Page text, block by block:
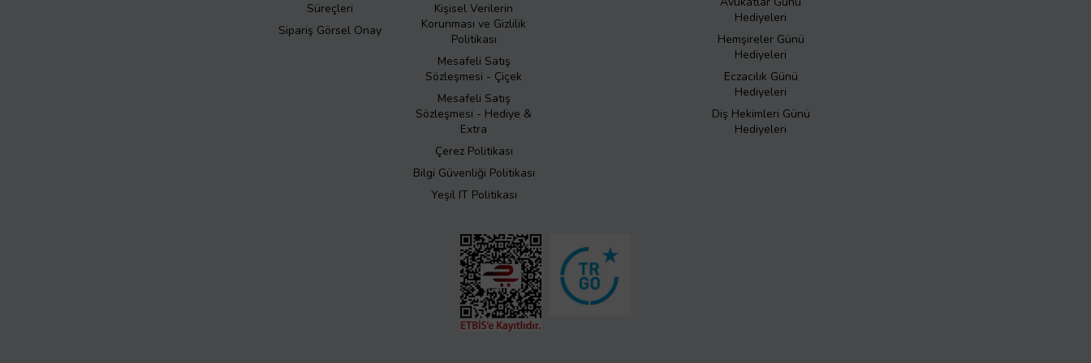
Süreçleri
Sipariş Görsel Onay
Kişisel Verilerin
Korunması ve Gizlilik
Politikası
Mesafeli Satış
Sözleşmesi - Çiçek
Mesafeli Satış
Sözleşmesi - Hediye &
Extra
Çerez Politikası
Bilgi Güvenliği Politikası
Yeşil IT Politikası
Hediyeleri
Hemşireler Günü
Hediyeleri
Eczacılık Günü
Hediyeleri
Diş Hekimleri Günü
Hediyeleri